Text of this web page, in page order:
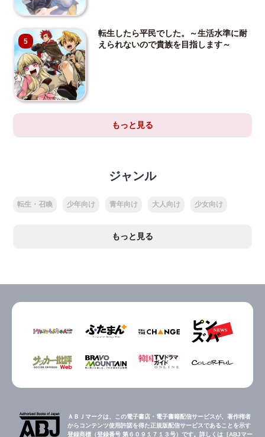
5
転生したら平民でした。～生活水準に耐
えられないので貴族を目指します～
もっと見る
ジャンル
転生・召喚 少年向け 青年向け 大人向け 少女向け
もっと見る
ＡＢＪマークは、この電子書店・電子書籍配信サービスが、著作権者
からコンテンツ使用許諾を得た正規版配信サービスであることを示す
登録商標（登録番号 第６０９１７１３号）です。詳しくは［ABJマー